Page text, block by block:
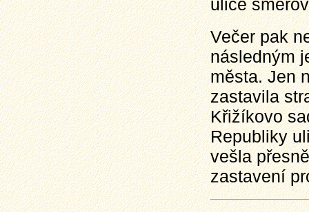
ulice
Večer pak
následným
města. Jen
zastavila
Křižíkovo
Republiky
vešla
zastavení